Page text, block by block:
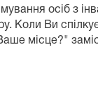
осіб з
Коли Ви
місце?"